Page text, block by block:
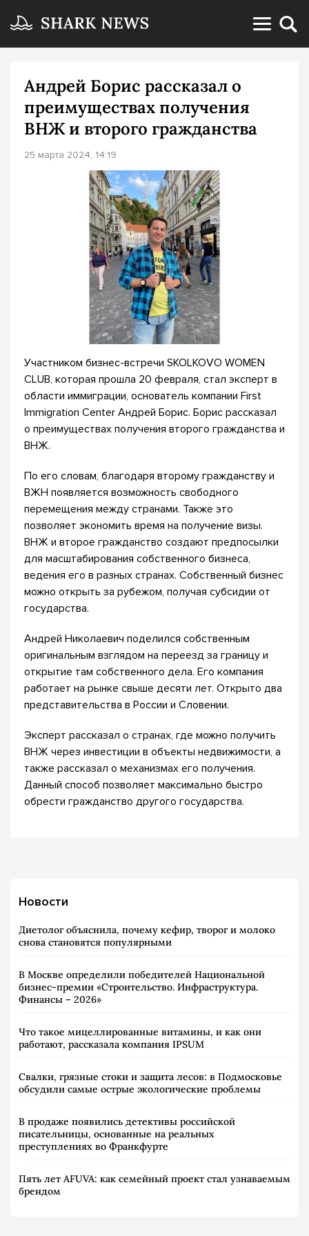
Андрей Борис рассказал о
преимуществах получения
ВНЖ и второго гражданства
25 марта 2024, 14:19
Участником бизнес-встречи SKOLKOVO WOMEN
CLUB, которая прошла 20 февраля, стал эксперт в
области иммиграции, основатель компании First
Immigration Center Андрей Борис. Борис рассказал
о преимуществах получения второго гражданства и
ВНЖ.
По его словам, благодаря второму гражданству и
ВЖН появляется возможность свободного
перемещения между странами. Также это
позволяет экономить время на получение визы.
ВНЖ и второе гражданство создают предпосылки
для масштабирования собственного бизнеса,
ведения его в разных странах. Собственный бизнес
можно открыть за рубежом, получая субсидии от
государства.
Андрей Николаевич поделился собственным
оригинальным взглядом на переезд за границу и
открытие там собственного дела. Его компания
работает на рынке свыше десяти лет. Открыто два
представительства в России и Словении.
Эксперт рассказал о странах, где можно получить
ВНЖ через инвестиции в объекты недвижимости, а
также рассказал о механизмах его получения.
Данный способ позволяет максимально быстро
обрести гражданство другого государства.
Новости
Диетолог объяснила, почему кефир, творог и молоко
снова становятся популярными
В Москве определили победителей Национальной
бизнес-премии «Строительство. Инфраструктура.
Финансы – 2026»
Что такое мицеллированные витамины, и как они
работают, рассказала компания IPSUM
Свалки, грязные стоки и защита лесов: в Подмосковье
обсудили самые острые экологические проблемы
В продаже появились детективы российской
писательницы, основанные на реальных
преступлениях во Франкфурте
Пять лет AFUVA: как семейный проект стал узнаваемым
брендом